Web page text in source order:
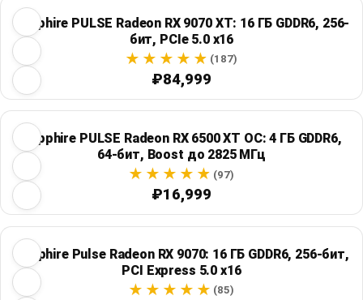
Sapphire PULSE Radeon RX 9070 XT: 16 ГБ GDDR6, 256-
бит, PCIe 5.0 x16
(187)
₽84,999
Sapphire PULSE Radeon RX 6500 XT OC: 4 ГБ GDDR6,
64-бит, Boost до 2825 МГц
(97)
₽16,999
Sapphire Pulse Radeon RX 9070: 16 ГБ GDDR6, 256-бит,
PCI Express 5.0 x16
(85)